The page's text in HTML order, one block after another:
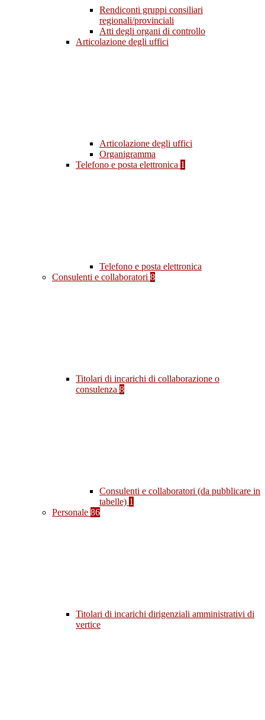
Rendiconti gruppi consiliari
regionali/provinciali
Atti degli organi di controllo
Articolazione degli uffici
Articolazione degli uffici
Organigramma
Telefono e posta elettronica 1
Telefono e posta elettronica
Consulenti e collaboratori 8
Titolari di incarichi di collaborazione o
consulenza 8
Consulenti e collaboratori (da pubblicare in
tabelle) 1
Personale 86
Titolari di incarichi dirigenziali amministrativi di
vertice